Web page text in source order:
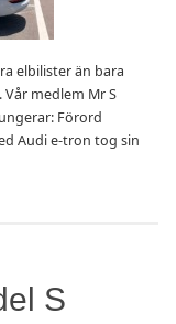
elbilister än bara
medlem Mr S
Förord
Audi e-tron tog sin
S